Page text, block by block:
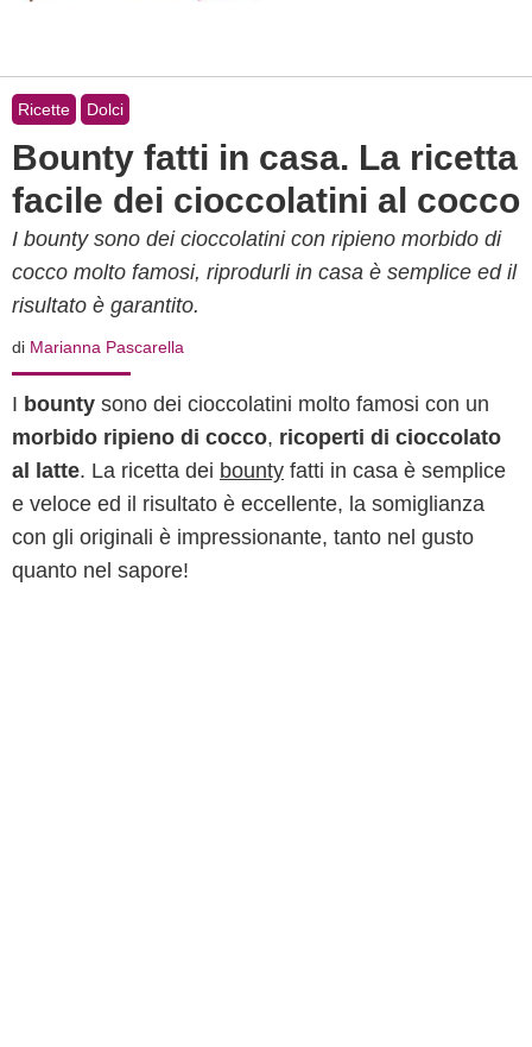
Ricette Dolci
Bounty fatti in casa. La ricetta
facile dei cioccolatini al cocco
I bounty sono dei cioccolatini con ripieno morbido di
cocco molto famosi, riprodurli in casa è semplice ed il
risultato è garantito.
di Marianna Pascarella
I bounty sono dei cioccolatini molto famosi con un
morbido ripieno di cocco, ricoperti di cioccolato
al latte. La ricetta dei bounty fatti in casa è semplice
e veloce ed il risultato è eccellente, la somiglianza
con gli originali è impressionante, tanto nel gusto
quanto nel sapore!